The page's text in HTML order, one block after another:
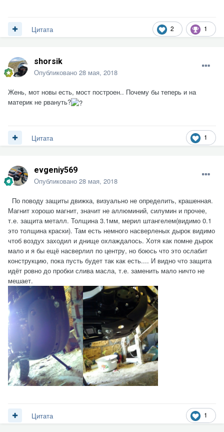
2 1
Цитата
shorsik
Опубликовано 28 мая, 2018
Жень, мот новы есть, мост построен.. Почему бы теперь и на
материк не рвануть?
1
Цитата
evgeniy569
Опубликовано 28 мая, 2018
По поводу защиты движка, визуально не определить, крашенная.
Магнит хорошо магнит, значит не аллюминий, силумин и прочее,
т.е. защита металл. Толщина 3.1мм, мерил штангелем(видимо 0.1
это толщина краски). Там есть немного насверленых дырок видимо
чтоб воздух заходил и днище охлаждалось. Хотя как помне дырок
мало и я бы ещё насверлил по центру, но боюсь что это ослабит
конструкцию, пока пусть будет так как есть.... И видно что защита
идёт ровно до пробки слива масла, т.е. заменить мало ничто не
мешает.
1
Цитата